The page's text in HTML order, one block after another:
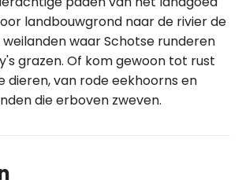
landbouwgrond naar de rivier de
weilanden waar Schotse runderen
grazen. Of kom gewoon tot rust
dieren, van rode eekhoorns en
die erboven zweven.